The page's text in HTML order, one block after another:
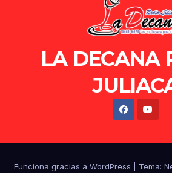
LA DECANA
Funciona gracias a WordPress Tema: